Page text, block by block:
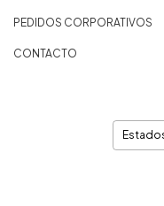
PEDIDOS CORPORATIVOS
CONTACTO